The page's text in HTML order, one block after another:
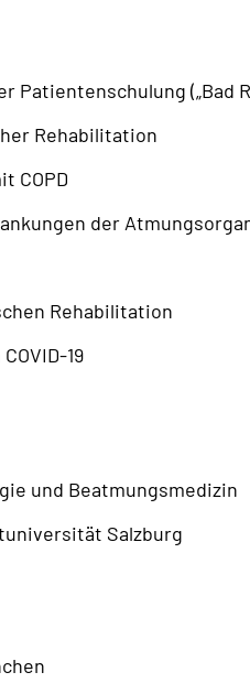
(„Bad
Rehabilitation
COPD
der
Rehabilitation
19
und Beatmungsmedizin
Salzburg